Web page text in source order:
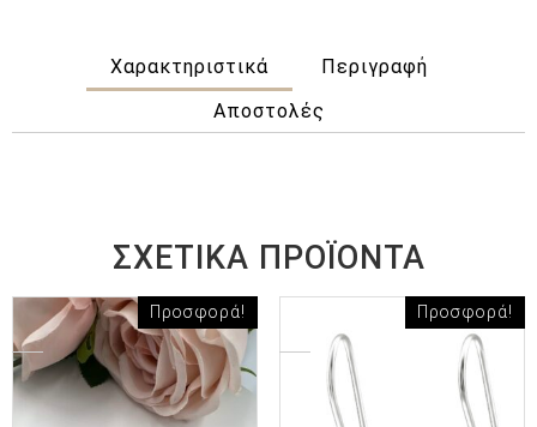
Χαρακτηριστικά
Περιγραφή
Αποστολές
ΣΧΕΤΙΚΆ ΠΡΟΪΌΝΤΑ
Προσφορά! Προσφορά!